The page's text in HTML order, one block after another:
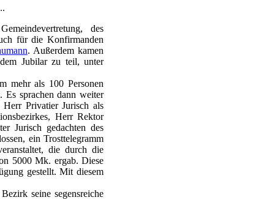
des
für die Konfirmanden
. Außerdem kamen
Jubilar zu teil, unter
mehr als 100 Personen
Es sprachen dann weiter
Privatier Jurisch als
Herr Rektor
Jurisch gedachten des
ein Trosttelegramm
die durch die
5000 Mk. ergab. Diese
gestellt. Mit diesem
seine segensreiche